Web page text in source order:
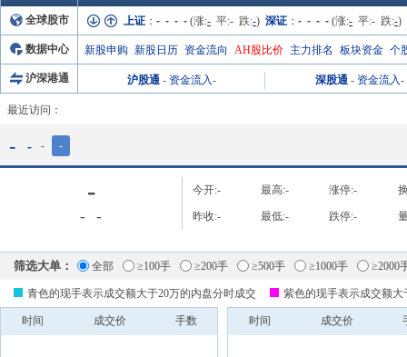
全球股市 上证 ： - - - - (涨:- 平:- 跌:-) 深证 ： - - - - (涨:- 平:- 跌:-)
数据中心 新股申购 新股日历 资金流向 AH股比价 主力排名 板块资金 个
沪深港通 沪股通 - 资金流入- 深股通 - 资金流入-
最近访问：
- - - -
-
- -
今开:- 最高:- 涨停:-
昨收:- 最低:- 跌停:-
筛选大单： 全部 ≥100手 ≥200手 ≥500手 ≥1000手 ≥2000
青色的现手表示成交额大于20万的内盘分时成交 紫色的现手表示成交额
时间 成交价 手数 时间 成交价